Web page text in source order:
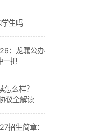
生吗
：龙骧公办
一把
么样？
议全解读
招生简章：